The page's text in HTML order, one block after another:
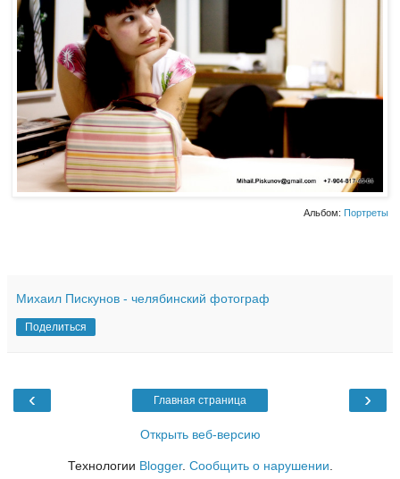
Альбом: Портреты
Михаил Пискунов - челябинский фотограф
Поделиться
‹ ›
Главная страница
Открыть веб-версию
Технологии Blogger. Сообщить о нарушении